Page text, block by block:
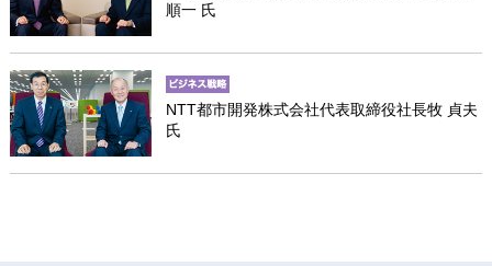
順一 氏
NTT都市開発株式会社代表取締役社長牧 貞夫
氏